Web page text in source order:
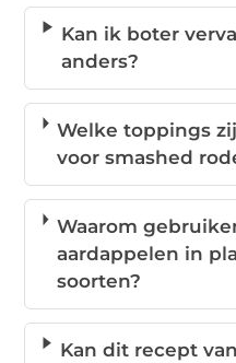
Kan ik boter
anders?
Welke toppings
voor smashed
Waarom
aardappelen in
soorten?
Kan dit recept